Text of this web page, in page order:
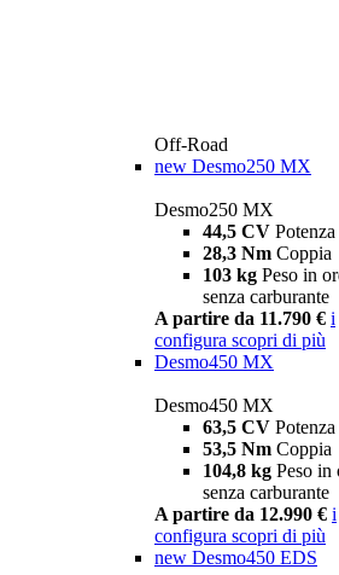
Off-Road
new Desmo250 MX
Desmo250 MX
44,5 CV Potenza
28,3 Nm Coppia
103 kg Peso in
senza carburante
A partire da 11.790 € i
configura scopri di più
Desmo450 MX
Desmo450 MX
63,5 CV Potenza
53,5 Nm Coppia
104,8 kg Peso in
senza carburante
A partire da 12.990 € i
configura scopri di più
new Desmo450 EDS